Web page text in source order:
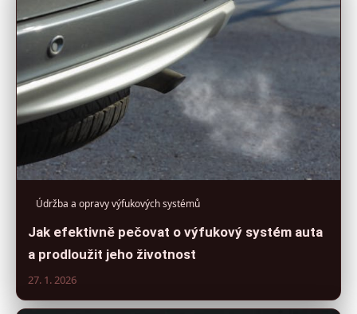
Údržba a opravy výfukových systémů
Jak efektivně pečovat o výfukový systém auta
a prodloužit jeho životnost
27. 1. 2026